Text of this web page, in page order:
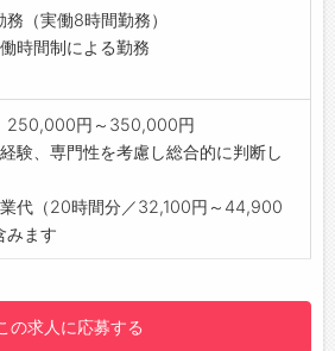
ルを活かせます
当制度あり
当者より】
して、リゾートホテル Loma Central
リクルートメントチームです。
弊社求人をご覧いただき、誠にありが
す。
に素敵なホテルを作り上げましょう！
務（実働8時間勤務）
時間制による勤務
250,000円～350,000円
験、専門性を考慮し総合的に判断し
代（20時間分／32,100円～44,900
みます
の求人に応募する